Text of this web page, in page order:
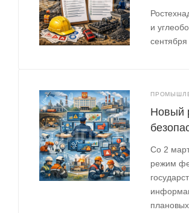
и
сентября
Новый
Со 2
режим